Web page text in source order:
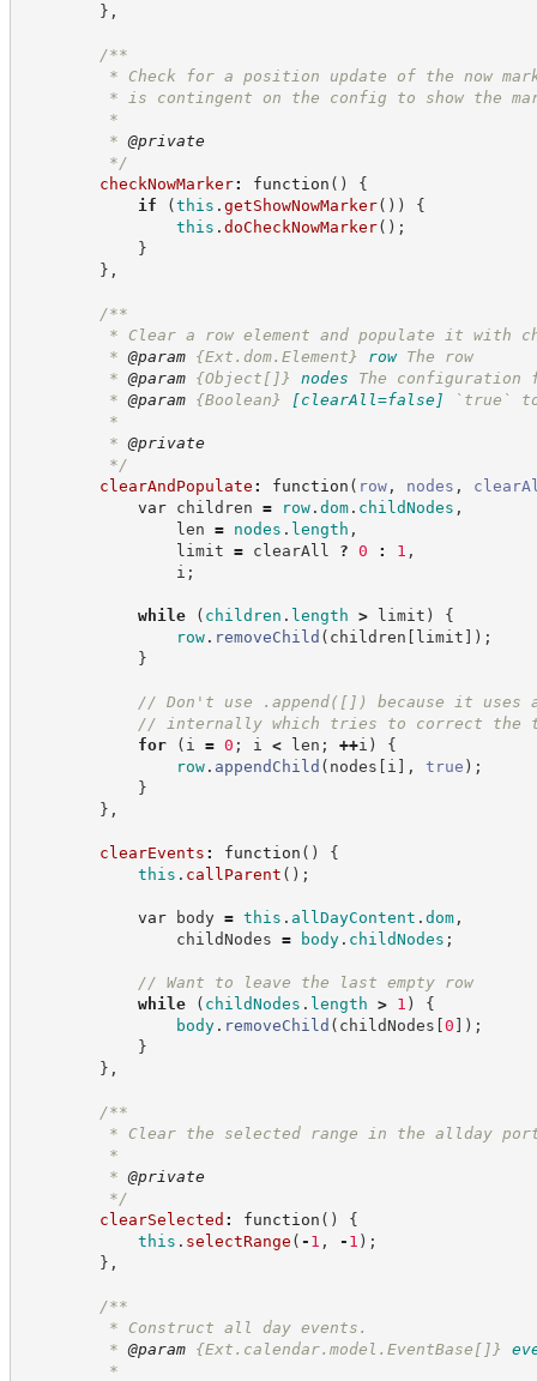
} ,
/**
* Check for a position update of the now
* is contingent on the config to show the
*
* @private
*/
checkNowMarker: function ( )
{
if
(this . getShowNowMarker( ) )
{
this . doCheckNowMarker( ) ;
}
} ,
/**
* Clear a row element and populate it with
* @param {Ext.dom.Element} row
The row
* @param {Object[]} nodes
The configuration
* @param {Boolean} [clearAll=false]
`true`
*
* @private
*/
clearAndPopulate : function ( row, nodes ,
var children = row. dom. childNodes ,
len = nodes . length ,
limit = clearAll ? 0 : 1 ,
i ;
while ( children . length > limit )
{
row. removeChild ( children [ limit ] ) ;
}
// Don't use .append([]) because it uses
// internally which tries to correct the
for
( i = 0 ; i < len ; ++i )
{
row. appendChild ( nodes [ i ] , true ) ;
}
} ,
clearEvents : function ( )
{
this . callParent ( ) ;
var body = this . allDayContent . dom,
childNodes = body. childNodes ;
// Want to leave the last empty row
while
( childNodes . length > 1 )
{
body. removeChild ( childNodes [0 ] ) ;
}
} ,
/**
* Clear the selected range in the allday
*
* @private
*/
clearSelected : function ( )
{
this . selectRange ( - 1 , - 1 ) ;
} ,
/**
* Construct all day events.
* @param {Ext.calendar.model.EventBase[]}
*